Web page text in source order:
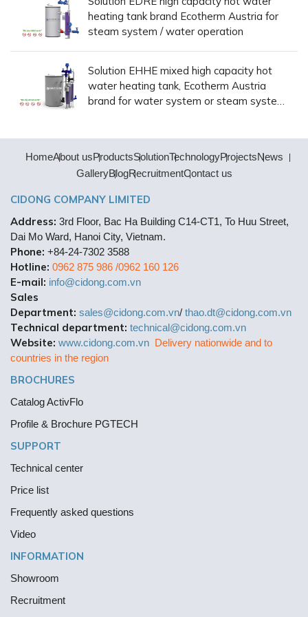
heating tank brand Ecotherm Austria for
steam system / water operation
Solution EHHE mixed high capacity hot
water heating tank, Ecotherm Austria
brand for water system or steam system /
HomeAbout usProductsSolutionTechnologyProjectsNews
GalleryBlogRecruitmentContact us
CIDONG COMPANY LIMITED
Address: 3rd Floor, Bac Ha Building C14-CT1, To Huu Street,
Dai Mo Ward, Hanoi City, Vietnam.
Phone: +84-24-7302 3588
Hotline: 0962 875 986 /0962 160 126
E-mail: info@cidong.com.vn
Sales
Department: sales@cidong.com.vn/ thao.dt@cidong.com.vn
Technical department: technical@cidong.com.vn
Website: www.cidong.com.vn Delivery nationwide and to
countries in the region
BROCHURES
Catalog ActivFlo
Profile & Brochure PGTECH
SUPPORT
Technical center
Price list
Frequently asked questions
Video
INFORMATION
Showroom
Recruitment